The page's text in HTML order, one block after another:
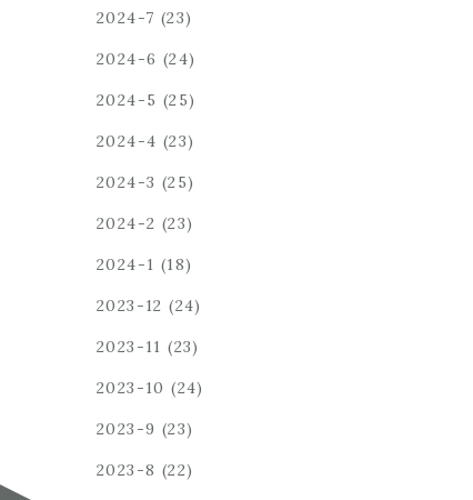
2024-7 (23)
2024-6 (24)
2024-5 (25)
2024-4 (23)
2024-3 (25)
2024-2 (23)
2024-1 (18)
2023-12 (24)
2023-11 (23)
2023-10 (24)
2023-9 (23)
2023-8 (22)